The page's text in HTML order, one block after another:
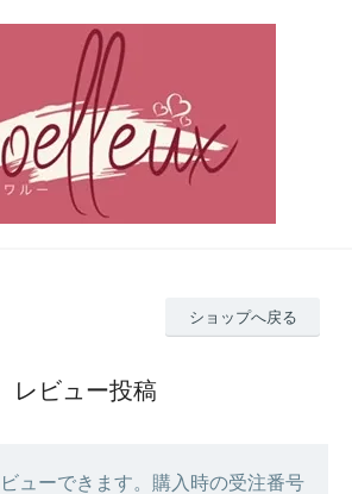
ショップへ戻る
レビュー投稿
ューできます。購入時の受注番号